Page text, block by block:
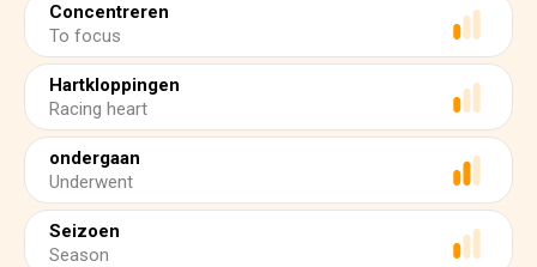
Concentreren
To focus
Hartkloppingen
Racing heart
ondergaan
Underwent
Seizoen
Season